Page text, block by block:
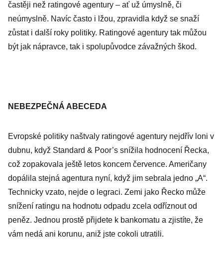
častěji než ratingové agentury – ať už úmyslně, či
neúmyslně. Navíc často i lžou, zpravidla když se snaží
zůstat i další roky politiky. Ratingové agentury tak můžou
být jak nápravce, tak i spolupůvodce závažných škod.
NEBEZPEČNÁ ABECEDA
Evropské politiky naštvaly ratingové agentury nejdřív loni v
dubnu, když Standard & Poor’s snížila hodnocení Řecka,
což zopakovala ještě letos koncem července. Američany
dopálila stejná agentura nyní, když jim sebrala jedno „A“.
Technicky vzato, nejde o legraci. Zemi jako Řecko může
snížení ratingu na hodnotu odpadu zcela odříznout od
peněz. Jednou prostě přijdete k bankomatu a zjistíte, že
vám nedá ani korunu, aniž jste cokoli utratili.